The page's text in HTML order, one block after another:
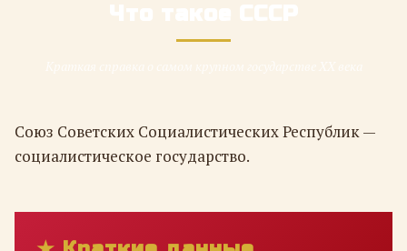
Что такое СССР
Союз Советских Социалистических Республик —
социалистическое государство.